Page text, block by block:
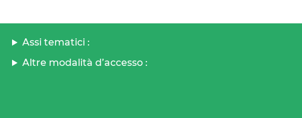
Assi tematici :
Altre modalità d’accesso :